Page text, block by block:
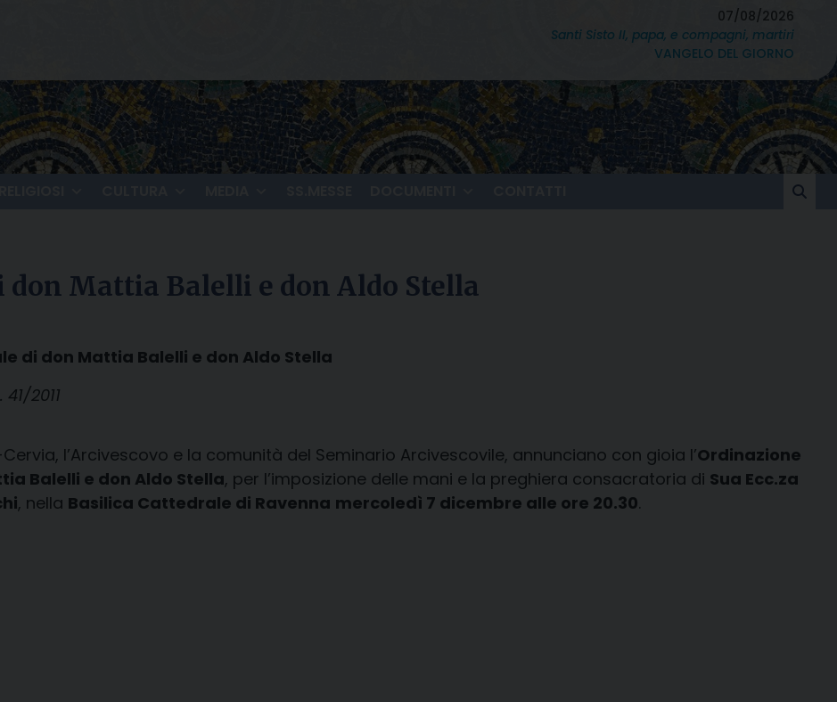
07/08/2026
Santi Sisto II, papa, e compagni, martiri
VANGELO DEL GIORNO
don Mattia Balelli e don Aldo Stella
di don Mattia Balelli e don Aldo Stella
2011
l’Arcivescovo e la comunità del Seminario Arcivescovile, annunciano con gioia l’Ordinazione
Balelli e don Aldo Stella, per l’imposizione delle mani e la preghiera consacratoria di Sua Ecc.za
, nella Basilica Cattedrale di Ravenna mercoledì 7 dicembre alle ore 20.30.